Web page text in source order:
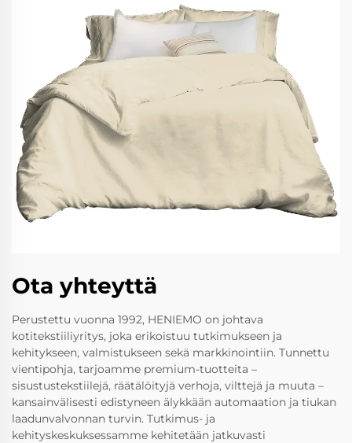
Ota yhteyttä
Perustettu vuonna 1992, HENIEMO on johtava
kotitekstiiliyritys, joka erikoistuu tutkimukseen ja
kehitykseen, valmistukseen sekä markkinointiin. Tunnettu
vientipohja, tarjoamme premium-tuotteita –
sisustustekstiilejä, räätälöityjä verhoja, vilttejä ja muuta –
kansainvälisesti edistyneen älykkään automaation ja tiukan
laadunvalvonnan turvin. Tutkimus- ja
kehityskeskuksessamme kehitetään jatkuvasti